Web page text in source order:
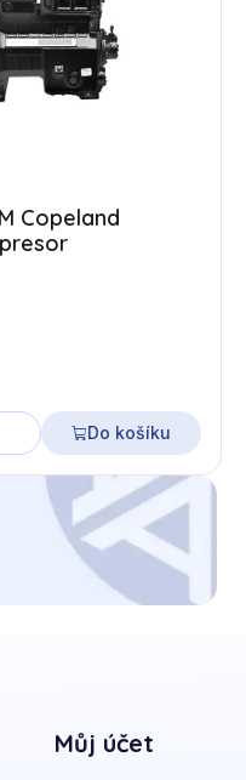
Copeland
Do košíku
Můj účet